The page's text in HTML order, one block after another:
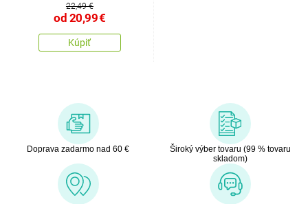
22,49 €
od 20,99€
Kúpiť
Doprava zadarmo nad 60 €
Široký výber tovaru (99 % tovaru
skladom)